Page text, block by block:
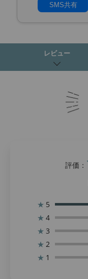
SMS共有
レビュー
評価：
★ 5
★ 4
★ 3
★ 2
★ 1